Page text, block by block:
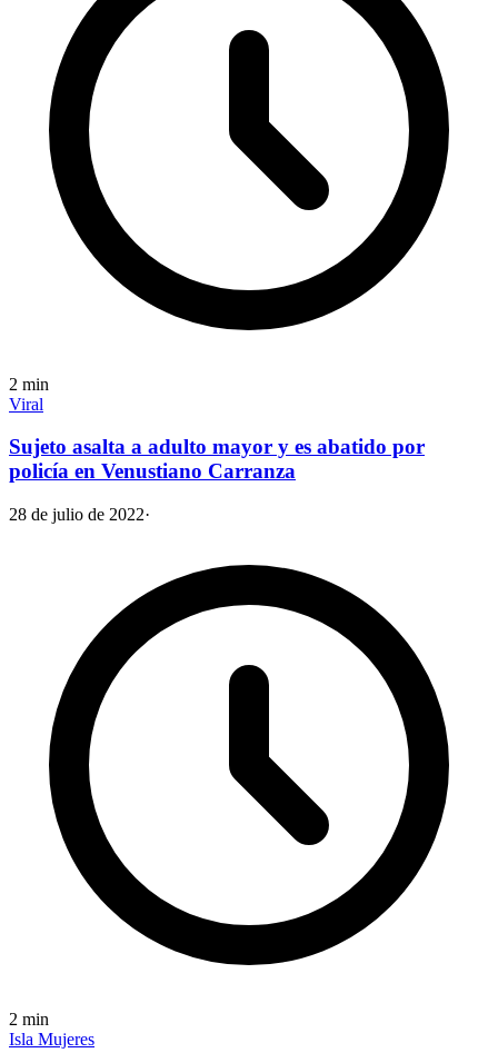
2 min
Viral
Sujeto asalta a adulto mayor y es abatido por
policía en Venustiano Carranza
28 de julio de 2022·
2 min
Isla Mujeres